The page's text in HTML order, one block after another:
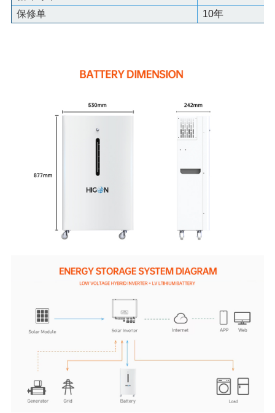
保修单
10年